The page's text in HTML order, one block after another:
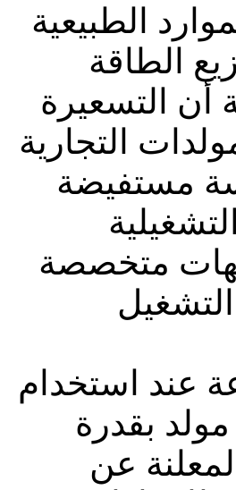
الطبيعية
الطاقة
أن التسعيرة
التجارية
دراسة مستفيضة
متخصصة
عند استخدام
مولد بقدرة KVA110 بين (1.75- 1.89) شيكل أي بمتوسط
المعلنة عن